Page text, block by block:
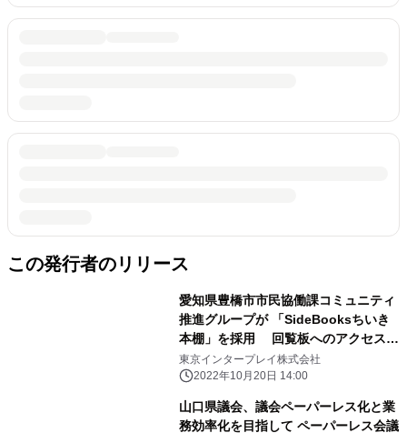
この発行者のリリース
愛知県豊橋市市民協働課コミュニティ
推進グループが 「SideBooksちいき
本棚」を採用 回覧板へのアクセス数
が4倍増など一定の効果を発揮
東京インタープレイ株式会社
2022年10月20日 14:00
山口県議会、議会ペーパーレス化と業
務効率化を目指して ペーパーレス会議